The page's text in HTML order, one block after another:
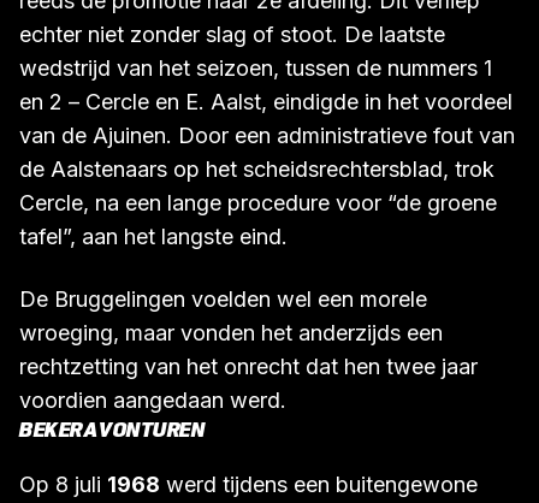
echter niet zonder slag of stoot. De laatste
wedstrijd van het seizoen, tussen de nummers 1
en 2 – Cercle en E. Aalst, eindigde in het voordeel
van de Ajuinen. Door een administratieve fout van
de Aalstenaars op het scheidsrechtersblad, trok
Cercle, na een lange procedure voor “de groene
tafel”, aan het langste eind.
De Bruggelingen voelden wel een morele
wroeging, maar vonden het anderzijds een
rechtzetting van het onrecht dat hen twee jaar
voordien aangedaan werd.
BEKERAVONTUREN
Op 8 juli 1968 werd tijdens een buitengewone